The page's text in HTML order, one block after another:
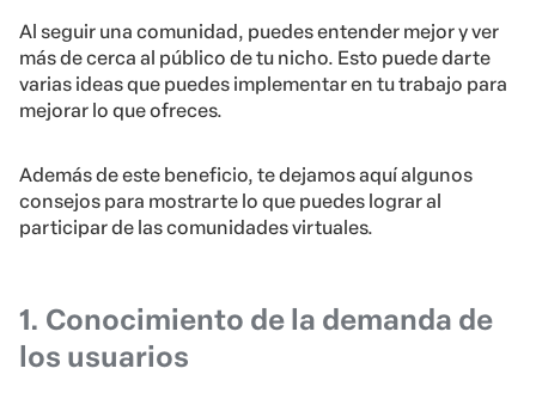
Al seguir una comunidad, puedes entender mejor y ver
más de cerca al público de tu nicho. Esto puede darte
varias ideas que puedes implementar en tu trabajo para
mejorar lo que ofreces.
Además de este beneficio, te dejamos aquí algunos
consejos para mostrarte lo que puedes lograr al
participar de las comunidades virtuales.
1. Conocimiento de la demanda de
los usuarios